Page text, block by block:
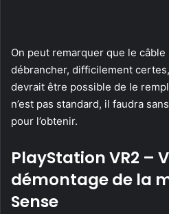
On peut remarquer que le
débrancher, difficilement
devrait être possible de le
n’est pas standard, il faudra
pour l’obtenir.
PlayStation VR2 –
démontage de la
Sense